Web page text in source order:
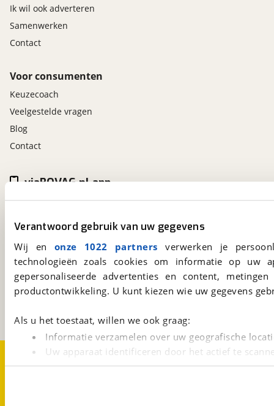
Verantwoord gebruik van uw gegevens
Wij en onze 1022 partners verwerken je
technologieën zoals cookies om informatie op
gepersonaliseerde advertenties en content,
productontwikkeling. U kunt kiezen wie uw gegevens
Als u het toestaat, willen we ook graag:
Informatie verzamelen over uw geografische
Uw apparaat identificeren door het actief te
Lees meer over hoe uw persoonlijke gegevens worden
Ik wil ook adverteren
Samenwerken
Contact
Voor consumenten
Keuzecoach
Veelgestelde vragen
Blog
Contact
viaBOVAG.nl
Kosterijland
15
3981 AJBunnik
viaBOVAG.nl app
Altijd het meest recente aanbod bij de hand.
Over viaBOVAG.nlDisclaimer- en Privacyverklaring
CookievoorkeurenVacatures